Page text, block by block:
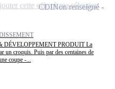
DÉVELOPPEMENT PRODUIT La
un croquis. Puis par des centaines de
coupe -...
CDINon renseigné
cette offre à ma sélection